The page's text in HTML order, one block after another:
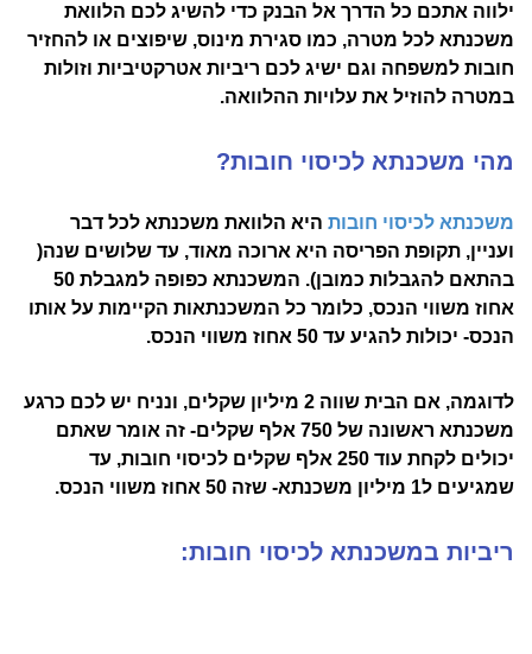
ילווה אתכם כל הדרך אל הבנק כדי להשיג לכם הלוואת
משכנתא לכל מטרה, כמו סגירת מינוס, שיפוצים או להחזיר
חובות למשפחה וגם ישיג לכם ריביות אטרקטיביות וזולות
במטרה להוזיל את עלויות ההלוואה.
מהי משכנתא לכיסוי חובות?
משכנתא לכיסוי חובות היא הלוואת משכנתא לכל דבר
ועניין, תקופת הפריסה היא ארוכה מאוד, עד שלושים שנה(
בהתאם להגבלות כמובן).
המשכנתא כפופה למגבלת 50
אחוז משווי הנכס, כלומר כל המשכנתאות הקיימות על אותו
הנכס- יכולות להגיע עד 50 אחוז משווי הנכס.
לדוגמה, אם הבית שווה 2 מיליון שקלים, ונניח יש לכם כרגע
משכנתא ראשונה של 750 אלף שקלים- זה אומר שאתם
יכולים לקחת עוד 250 אלף שקלים לכיסוי חובות, עד
שמגיעים ל1 מיליון משכנתא- שזה 50 אחוז משווי הנכס.
ריביות במשכנתא לכיסוי חובות: